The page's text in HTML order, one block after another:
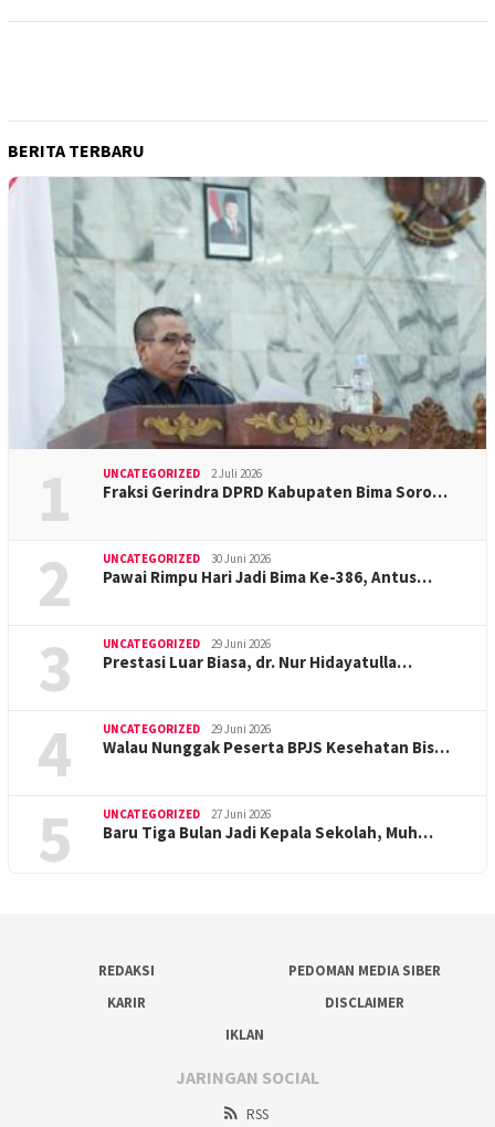
BERITA TERBARU
1 UNCATEGORIZED 2 Juli 2026
Fraksi Gerindra DPRD Kabupaten Bima Soro…
2 UNCATEGORIZED 30 Juni 2026
Pawai Rimpu Hari Jadi Bima Ke-386, Antus…
3 UNCATEGORIZED 29 Juni 2026
Prestasi Luar Biasa, dr. Nur Hidayatulla…
4 UNCATEGORIZED 29 Juni 2026
Walau Nunggak Peserta BPJS Kesehatan Bis…
5 UNCATEGORIZED 27 Juni 2026
Baru Tiga Bulan Jadi Kepala Sekolah, Muh…
REDAKSI
PEDOMAN MEDIA SIBER
KARIR
DISCLAIMER
IKLAN
JARINGAN SOCIAL
RSS